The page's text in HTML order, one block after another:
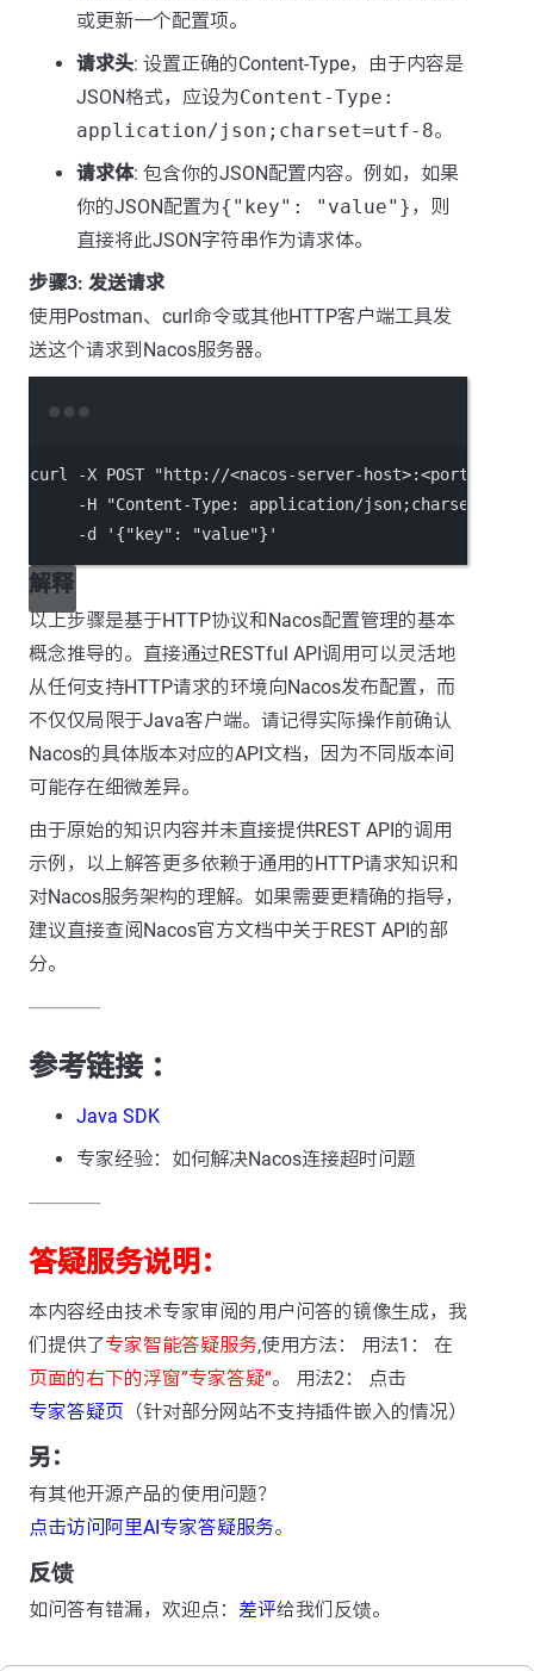
或更新一个配置项。
请求头: 设置正确的Content-Type，由于内容是
JSON格式，应设为Content-Type:
application/json;charset=utf-8。
请求体: 包含你的JSON配置内容。例如，如果
你的JSON配置为{"key": "value"} ，则
直接将此JSON字符串作为请求体。
步骤3: 发送请求
使用Postman、curl命令或其他HTTP客户端工具发
送这个请求到Nacos服务器。
curl -X POST
"http://<nacos-server-host>:<port>/v1/
-H
"Content-Type: application/json;charset=utf-
-d
'{"key": "value"}'
解释
以上步骤是基于HTTP协议和Nacos配置管理的基本
概念推导的。直接通过RESTful API调用可以灵活地
从任何支持HTTP请求的环境向Nacos发布配置，而
不仅仅局限于Java客户端。请记得实际操作前确认
Nacos的具体版本对应的API文档，因为不同版本间
可能存在细微差异。
由于原始的知识内容并未直接提供REST API的调用
示例，以上解答更多依赖于通用的HTTP请求知识和
对Nacos服务架构的理解。如果需要更精确的指导，
建议直接查阅Nacos官方文档中关于REST API的部
分。
---------------
参考链接 ：
Java SDK
专家经验：如何解决Nacos连接超时问题
---------------
答疑服务说明：
本内容经由技术专家审阅的用户问答的镜像生成，我
们提供了专家智能答疑服务,使用方法： 用法1： 在
页面的右下的浮窗”专家答疑“。 用法2： 点击
专家答疑页 （针对部分网站不支持插件嵌入的情况）
另：
有其他开源产品的使用问题？
点击访问阿里AI专家答疑服务。
反馈
如问答有错漏，欢迎点： 差评给我们反馈。